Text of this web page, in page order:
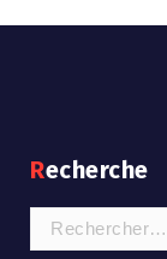
Recherche